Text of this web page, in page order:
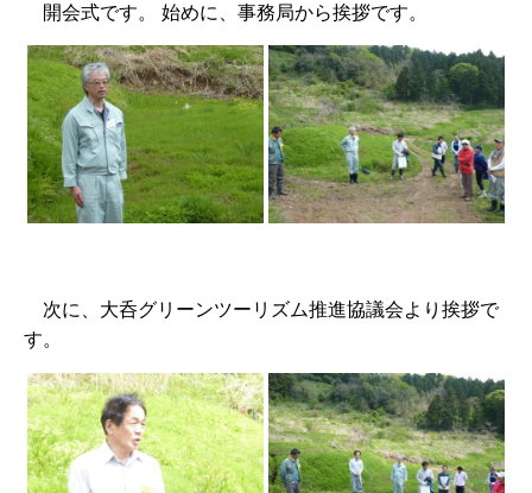
開会式です。 始めに、事務局から挨拶です。
次に、大呑グリーンツーリズム推進協議会より挨拶で
す。